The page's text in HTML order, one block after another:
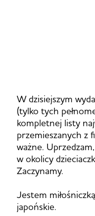
W dzisiejszym
(tylko tych
kompletnej listy
przemieszanych z
ważne.
w okolicy
Zaczynamy.
Jestem
japońskie.